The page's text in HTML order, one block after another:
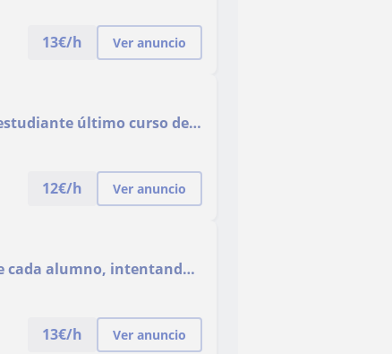
y secundaria
13€/h Ver anuncio
último curso de
12€/h Ver anuncio
cada alumno, intentando
13€/h Ver anuncio